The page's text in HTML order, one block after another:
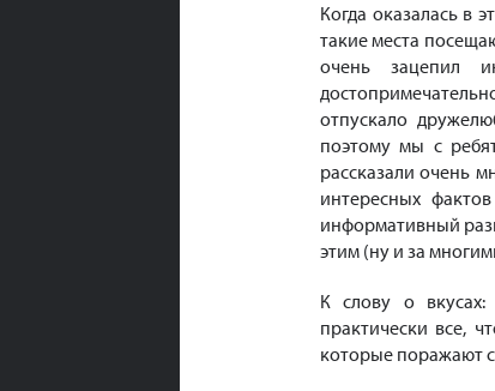
Когда оказалась в
такие места
очень зацепил
отпускало
поэтому мы с
рассказали очень
интересных
информативный
этим (ну и за
К слову о вкусах:
практически все,
которые поражают